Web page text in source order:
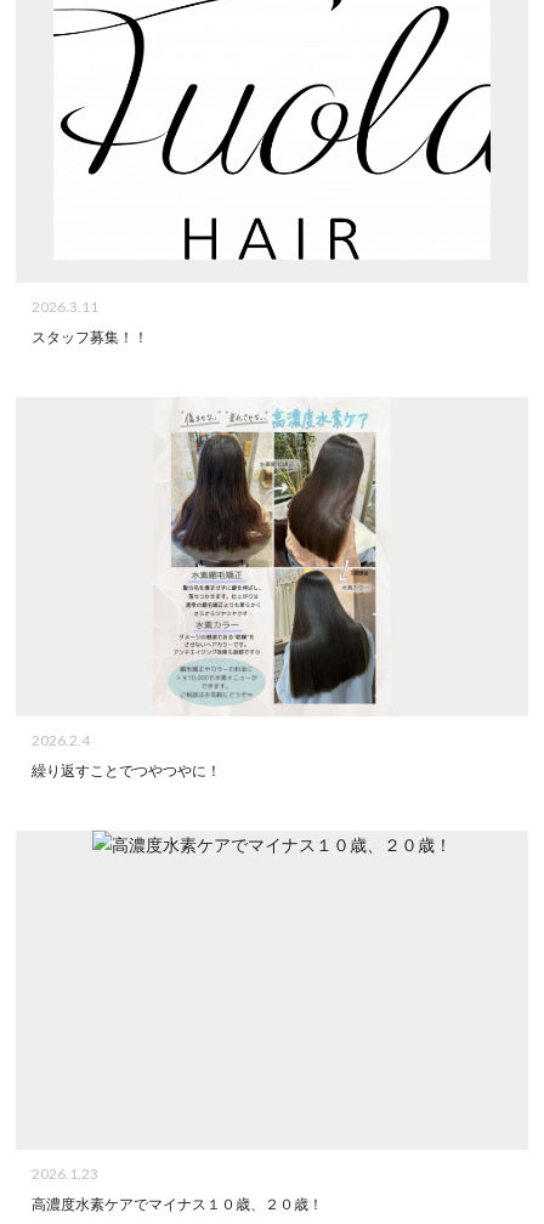
2026.3.11
スタッフ募集！！
2026.2.4
繰り返すことでつやつやに！
2026.1.23
高濃度水素ケアでマイナス１０歳、２０歳！